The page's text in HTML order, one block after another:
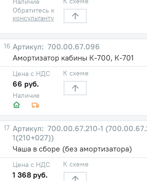
Обратитесь к
консультанту
16
700.00.67.096
Амортизатор кабины К-700, К-701
Наличие
Цена с НДС
66 руб.
К схеме
17
700.00.67.210-1
1(210+027))
Чаша в сборе (без амортизатора)
Цена с НДС
1 368 руб.
К схеме